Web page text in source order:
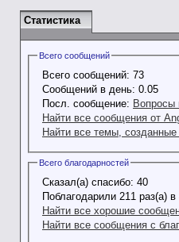
Статистика
Всего сообщений
Всего сообщений: 73
Сообщений в день: 0.05
Посл. сообщение: Вопросы
Найти все сообщения от
Найти все темы,
Всего благодарностей
Сказал(а) спасибо: 40
Поблагодарили 211 раз(а)
Найти все хорошие
Найти все сообщения с